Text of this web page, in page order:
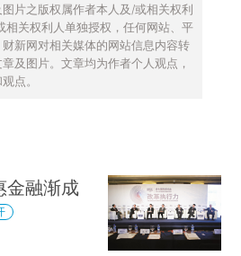
片之版权属作者本人及/或相关权利
相关权利人单独授权，任何网站、平
新网对相关媒体的网站信息内容转
及图片。文章均为作者个人观点，
点。
金融渐成